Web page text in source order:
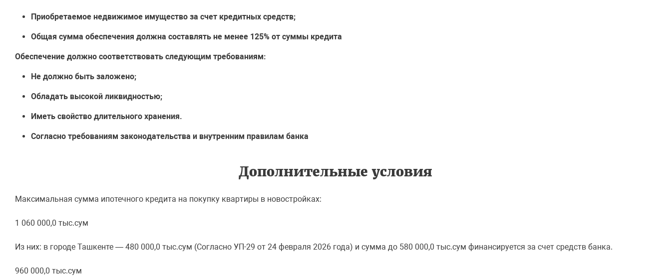
Приобретаемое недвижимое имущество за счет кредитных средств;
Общая сумма обеспечения должна составлять не менее 125% от суммы кредита
Обеспечение должно соответствовать следующим требованиям:
Не должно быть заложено;
Обладать высокой ликвидностью;
Иметь свойство длительного хранения.
Согласно требованиям законодательства и внутренним правилам банка
Дополнительные условия
Максимальная сумма ипотечного кредита на покупку квартиры в новостройках:
1 060 000,0 тыс.сум
Из них: в городе Ташкенте — 480 000,0 тыс.сум (Согласно УП-29 от 24 февраля 2026 года) и сумма до 580 000,0 тыс.сум финансируется за счет средств банка.
960 000,0 тыс.сум